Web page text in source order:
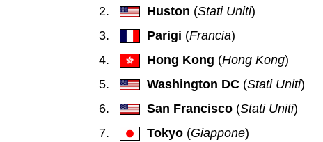
Huston (Stati Uniti)
Parigi (Francia)
Hong Kong (Hong Kong)
Washington DC(Stati Uniti)
San Francisco(Stati Uniti)
Tokyo(Giappone)